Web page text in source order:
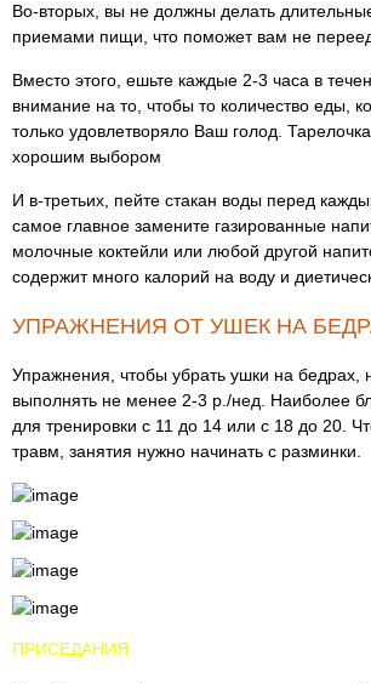
Во-вторых, вы не должны делать
приемами пищи, что поможет вам не
Вместо этого, ешьте каждые 2-3 часа в
внимание на то, чтобы то количество еды,
только удовлетворяло Ваш ​​голод.
хорошим выбором
И в-третьих, пейте стакан воды перед
самое главное замените газированные
молочные коктейли или любой другой
содержит много калорий на воду и
УПРАЖНЕНИЯ ОТ УШЕК НА
Упражнения, чтобы убрать ушки на бедрах,
выполнять не менее 2-3 р./нед. Наиболее
для тренировки с 11 до 14 или с 18 до 20.
травм, занятия нужно начинать с разминки.
ПРИСЕДАНИЯ